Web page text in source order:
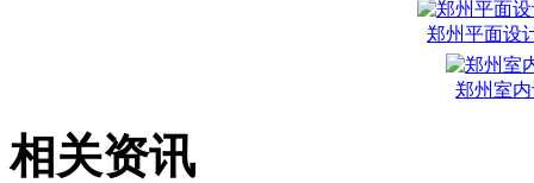
郑州平面设
郑州室
相关资讯